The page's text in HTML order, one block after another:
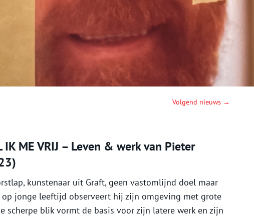
Volgend nieuws →
IK ME VRIJ – Leven & werk van Pieter
kunstenaar uit Graft, geen vastomlijnd doel maar
op jonge leeftijd observeert hij zijn omgeving met grote
scherpe blik vormt de basis voor zijn latere werk en zijn